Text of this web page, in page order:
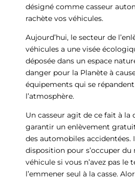
désigné comme casseur
rachète vos véhicules.
Aujourd’hui, le secteur de
véhicules a une visée
déposée dans un espace
danger pour la Planète à
équipements qui se
l’atmosphère.
Un casseur agit de ce fait à
garantir un enlèvement
des automobiles accidentées.
disposition pour s’occuper
véhicule si vous n’avez pas le
l’emmener seul à la casse.